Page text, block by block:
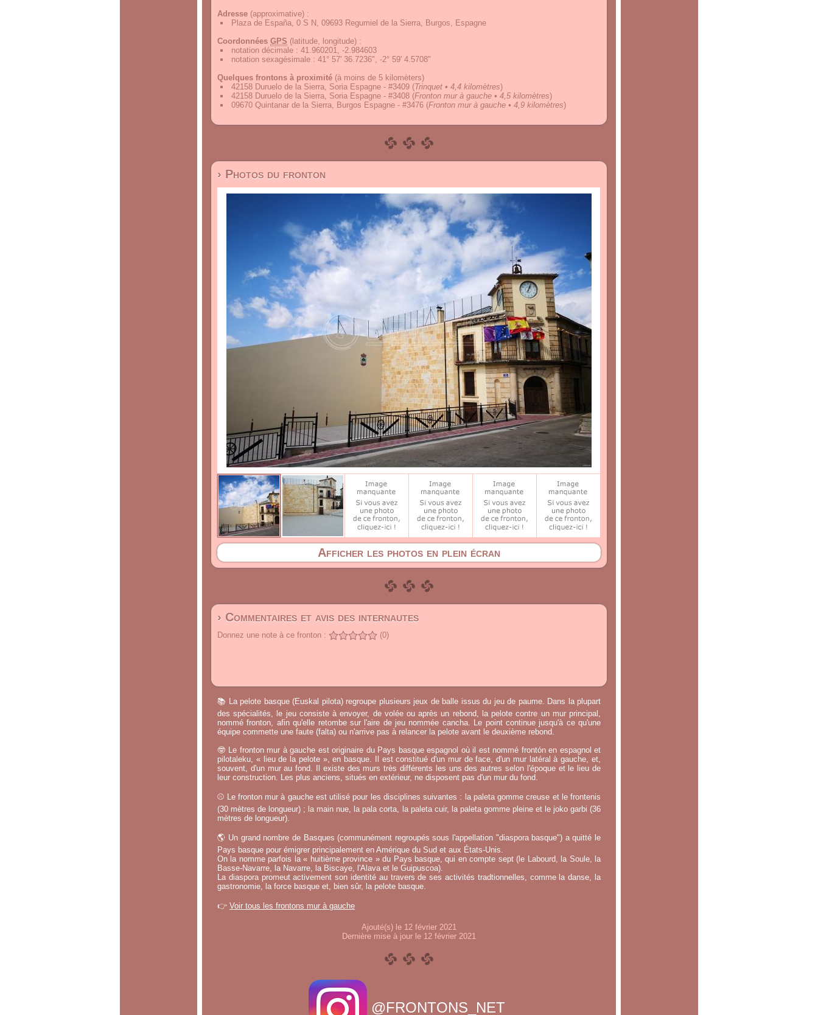
Adresse (approximative) :
Plaza de España, 0 S N, 09693 Regumiel de la Sierra, Burgos, Espagne
Coordonnées GPS (latitude, longitude) :
notation décimale : 41.960201, -2.984603
notation sexagésimale : 41° 57' 36.7236", -2° 59' 4.5708"
Quelques frontons à proximité (à moins de 5 kilomèters)
42158 Duruelo de la Sierra, Soria Espagne - #3409 (Trinquet • 4,4 kilomètres)
42158 Duruelo de la Sierra, Soria Espagne - #3408 (Fronton mur à gauche • 4,5 kilomètres)
09670 Quintanar de la Sierra, Burgos Espagne - #3476 (Fronton mur à gauche • 4,9 kilomètres)
› Photos du fronton
Afficher les photos en plein écran
› Commentaires et avis des internautes
Donnez une note à ce fronton : (0)
📚 La pelote basque (Euskal pilota) regroupe plusieurs jeux de balle issus du jeu de paume. Dans la plupart
des spécialités, le jeu consiste à envoyer, de volée ou après un rebond, la pelote contre un mur principal,
nommé fronton, afin qu'elle retombe sur l'aire de jeu nommée cancha. Le point continue jusqu'à ce qu'une
équipe commette une faute (falta) ou n'arrive pas à relancer la pelote avant le deuxième rebond.
🤓 Le fronton mur à gauche est originaire du Pays basque espagnol où il est nommé frontón en espagnol et
pilotaleku, « lieu de la pelote », en basque. Il est constitué d'un mur de face, d'un mur latéral à gauche, et,
souvent, d'un mur au fond. Il existe des murs très différents les uns des autres selon l'époque et le lieu de
leur construction. Les plus anciens, situés en extérieur, ne disposent pas d'un mur du fond.
⚾ Le fronton mur à gauche est utilisé pour les disciplines suivantes : la paleta gomme creuse et le frontenis
(30 mètres de longueur) ; la main nue, la pala corta, la paleta cuir, la paleta gomme pleine et le joko garbi (36
mètres de longueur).
🌎 Un grand nombre de Basques (communément regroupés sous l'appellation "diaspora basque") a quitté le
Pays basque pour émigrer principalement en Amérique du Sud et aux États-Unis.
On la nomme parfois la « huitième province » du Pays basque, qui en compte sept (le Labourd, la Soule, la
Basse-Navarre, la Navarre, la Biscaye, l'Alava et le Guipuscoa).
La diaspora promeut activement son identité au travers de ses activités tradtionnelles, comme la danse, la
gastronomie, la force basque et, bien sûr, la pelote basque.
👉 Voir tous les frontons mur à gauche
Ajouté(s) le 12 février 2021
Dernière mise à jour le 12 février 2021
@FRONTONS_NET